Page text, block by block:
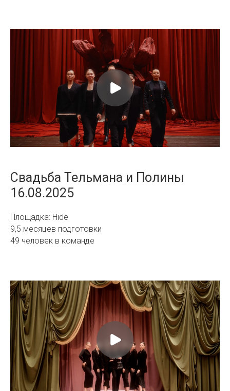
Свадьба Тельмана и Полины
16.08.2025
Площадка: Hide
9,5 месяцев подготовки
49 человек в команде